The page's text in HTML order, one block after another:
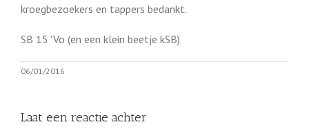
kroegbezoekers en tappers bedankt.
SB 15 'Vo (en een klein beetje kSB)
06/01/2016
Laat een reactie achter